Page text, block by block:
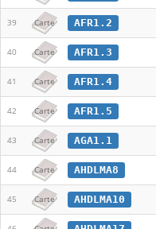
39 Carte AFR1.2
40 Carte AFR1.3
41 Carte AFR1.4
42 Carte AFR1.5
43 Carte AGA1.1
44 Carte AHDLMA8
45 Carte AHDLMA10